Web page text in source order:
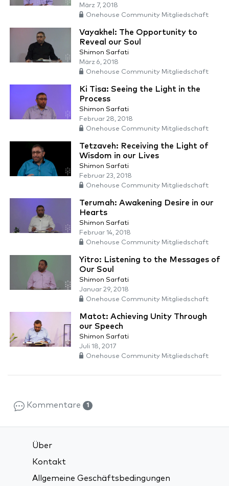
März 7, 2018
Onehouse Community Mitgliedschaft
Vayakhel: The Opportunity to
Reveal our Soul
Shimon Sarfati
März 6, 2018
Onehouse Community Mitgliedschaft
Ki Tisa: Seeing the Light in the
Process
Shimon Sarfati
Februar 28, 2018
Onehouse Community Mitgliedschaft
Tetzaveh: Receiving the Light of
Wisdom in our Lives
Shimon Sarfati
Februar 23, 2018
Onehouse Community Mitgliedschaft
Terumah: Awakening Desire in our
Hearts
Shimon Sarfati
Februar 14, 2018
Onehouse Community Mitgliedschaft
Yitro: Listening to the Messages of
Our Soul
Shimon Sarfati
Januar 29, 2018
Onehouse Community Mitgliedschaft
Matot: Achieving Unity Through
our Speech
Shimon Sarfati
Juli 18, 2017
Onehouse Community Mitgliedschaft
Kommentare 1
Über
Kontakt
Allgemeine Geschäftsbedingungen